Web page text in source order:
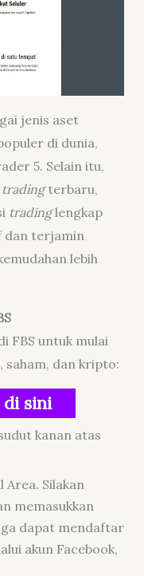
jenis aset
di dunia,
5. Selain itu,
tradingterbaru,
tradinglengkap
dan terjamin
lebih
FBS untuk mulai
saham, dan kripto:
sini
kanan atas
Area. Silakan
memasukkan
dapat mendaftar
akun Facebook,